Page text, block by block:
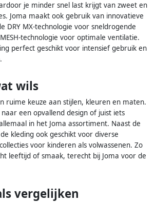
je minder snel last krijgt van zweet en
Joma maakt ook gebruik van innovatieve
DRY MX-technologie voor sneldrogende
technologie voor optimale ventilatie.
perfect geschikt voor intensief gebruik en
wils
ruime keuze aan stijlen, kleuren en maten.
een opvallend design of juist iets
in het Joma assortiment. Naast de
kleding ook geschikt voor diverse
voor kinderen als volwassenen. Zo
leeftijd of smaak, terecht bij Joma voor de
vergelijken